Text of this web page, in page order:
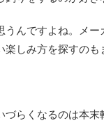
うんですよね。メ
楽しみ方を探すのも
づらくなるのは本